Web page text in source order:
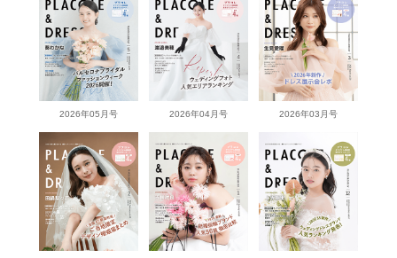
2026年05月号 2026年04月号 2026年03月号